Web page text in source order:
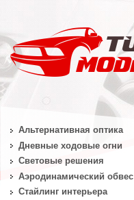
Альтернативная оптика
Дневные ходовые огни
Световые решения
Аэродинамический обвес
Стайлинг интерьера